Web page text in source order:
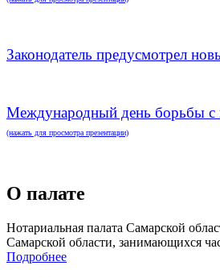
Законодатель предусмотрел
Международный день борьбы с
(нажать для просмотра презентации)
О палате
Нотариальная палата Самарской
Самарской области, занимающихся
Подробнее